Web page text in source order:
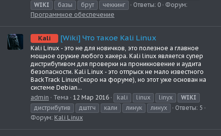
WIKI
базы брут чеккинг Ответы: 0
Форум:
Программное обеспечение
Kali [Wiki] Что такое Kali Linux
Kali Linux - это не для новичков, это полезное а главное
мощное оружие любого хакера. Kali linux является супер
дистрибутивом для проверки на проникновение и аудита
безопасности. Kali Linux - это отпрыск не мало известного
BackTrack Linux(Скоро на форуме), но этот уже основан на
системе Debian...
admin
Тема 12 Мар 2016 kali linux linyx
WIKI
дистрибутив
дштгч кали линук линух
Ответы: 5
Форум: Kali Linux